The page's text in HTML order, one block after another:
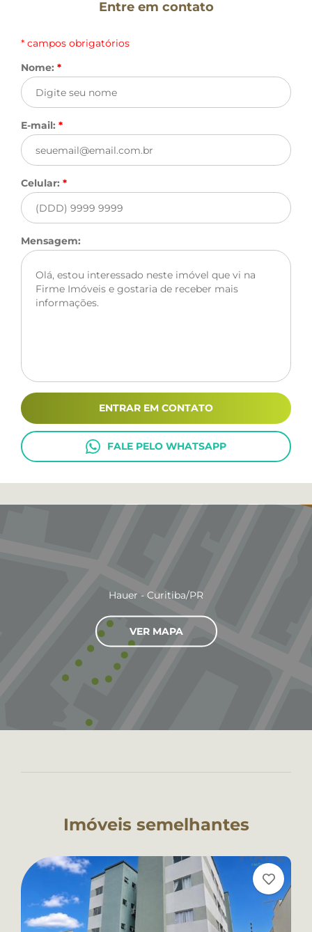
Entre em contato
* campos obrigatórios
Nome: *
E-mail: *
Celular: *
Mensagem:
ENTRAR EM CONTATO
FALE PELO WHATSAPP
Hauer - Curitiba/PR
VER MAPA
Imóveis semelhantes